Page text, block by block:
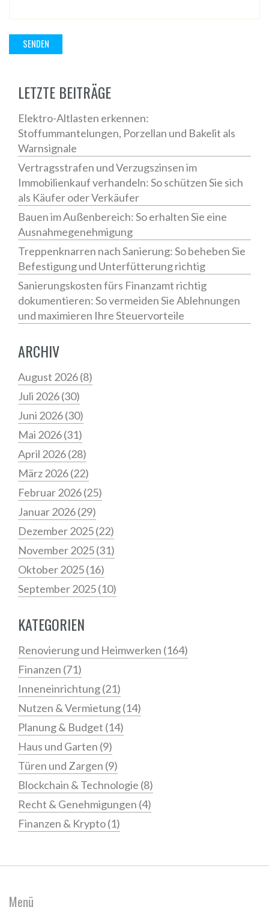
LETZTE BEITRÄGE
Elektro-Altlasten erkennen:
Stoffummantelungen, Porzellan und Bakelit als
Warnsignale
Vertragsstrafen und Verzugszinsen im
Immobilienkauf verhandeln: So schützen Sie sich
als Käufer oder Verkäufer
Bauen im Außenbereich: So erhalten Sie eine
Ausnahmegenehmigung
Treppenknarren nach Sanierung: So beheben Sie
Befestigung und Unterfütterung richtig
Sanierungskosten fürs Finanzamt richtig
dokumentieren: So vermeiden Sie Ablehnungen
und maximieren Ihre Steuervorteile
ARCHIV
August 2026(8)
Juli 2026(30)
Juni 2026(30)
Mai 2026(31)
April 2026(28)
März 2026(22)
Februar 2026(25)
Januar 2026(29)
Dezember 2025(22)
November 2025(31)
Oktober 2025(16)
September 2025(10)
KATEGORIEN
Renovierung und Heimwerken (164)
Finanzen (71)
Inneneinrichtung(21)
Nutzen & Vermietung(14)
Planung & Budget (14)
Haus und Garten (9)
Türen und Zargen (9)
Blockchain & Technologie (8)
Recht & Genehmigungen (4)
Finanzen & Krypto(1)
Menü